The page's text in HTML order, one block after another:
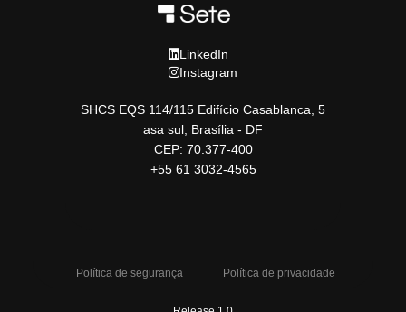
LinkedIn
Instagram
SHCS EQS 114/115 Edifício Casablanca, 5
asa sul, Brasília - DF
CEP: 70.377-400
+55 61 3032-4565
Política de segurança Política de privacidade